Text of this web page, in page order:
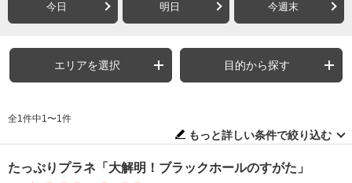
今日 明日 今週末
エリアを選択 目的から探す
全1件中1〜1件
もっと詳しい条件で絞り込む
たっぷりプラネ「大解明！ブラックホールのすがた」